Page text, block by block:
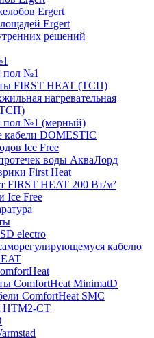
Ergert
Ergert
решений
пол №1
FIRST HEAT (ТСП)
нагревательная
пол №1 (мерный)
DOMESTIC
Ice Free
воды АкваЛорд
First Heat
FIRST HEAT 200 Вт/м²
Ice Free
electro
кабелю
ComfortHeat MinimatD
ComfortHeat SMC
HTM2-CT